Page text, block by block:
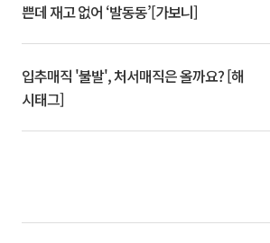
쁜데 재고 없어 ‘발동동’[가보니]
입추매직 '불발', 처서매직은 올까요? [해
시태그]